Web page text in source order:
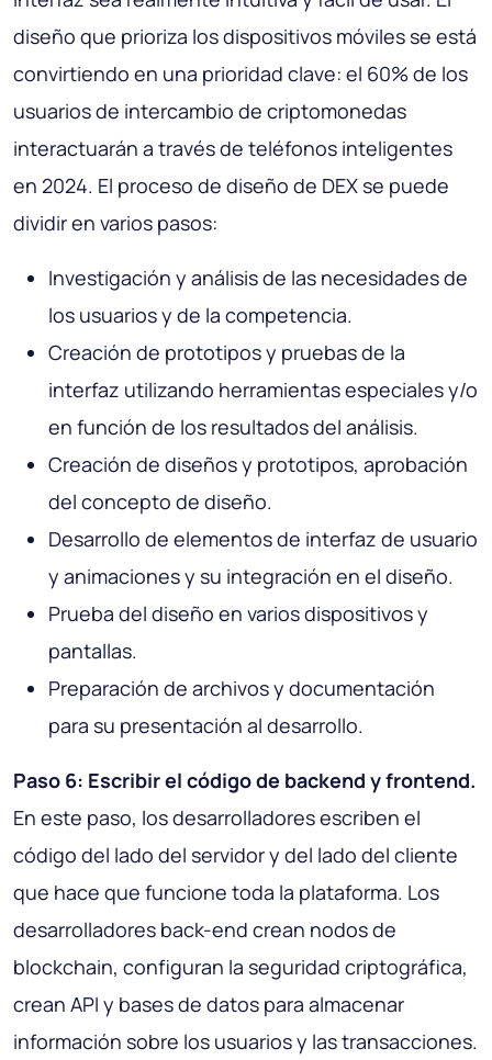
diseño que prioriza los dispositivos móviles se está
convirtiendo en una prioridad clave: el 60% de los
usuarios de intercambio de criptomonedas
interactuarán a través de teléfonos inteligentes
en 2024. El proceso de diseño de DEX se puede
dividir en varios pasos:
Investigación y análisis de las necesidades de
los usuarios y de la competencia.
Creación de prototipos y pruebas de la
interfaz utilizando herramientas especiales y/o
en función de los resultados del análisis.
Creación de diseños y prototipos, aprobación
del concepto de diseño.
Desarrollo de elementos de interfaz de usuario
y animaciones y su integración en el diseño.
Prueba del diseño en varios dispositivos y
pantallas.
Preparación de archivos y documentación
para su presentación al desarrollo.
Paso 6: Escribir el código de backend y frontend.
En este paso, los desarrolladores escriben el
código del lado del servidor y del lado del cliente
que hace que funcione toda la plataforma. Los
desarrolladores back-end crean nodos de
blockchain, configuran la seguridad criptográfica,
crean API y bases de datos para almacenar
información sobre los usuarios y las transacciones.